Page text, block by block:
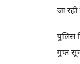
जा रही
पुलिस
गुप्त